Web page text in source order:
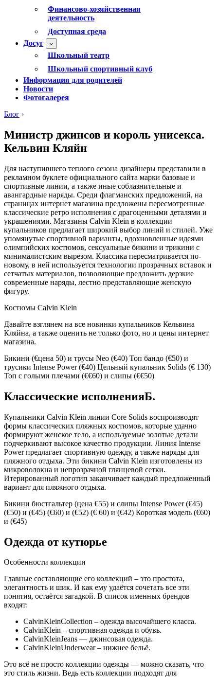
Финансово-хозяйственная
деятельность
Доступная среда
Досуг
Школьный театр
Школьный спортивный клуб
Информация для родителей
Новости
Фотогалерея
Блог ›
Министр джинсов и король унисекса.
Кельвин Кляйн
Для наступившего теплого сезона дизайнеры представили в
рекламном буклете официального сайта марки базовые и
спортивные линии, а также иные соблазнительные и
авангардные наряды. Среди флагманских предложений, на
страницах интернет магазина предложены пересмотренные
классические ретро исполнения с драгоценными деталями и
украшениями. Магазины Calvin Klein в коллекции
купальников предлагает широкий выбор линий и стилей. Уже
упомянутые спортивной варианты, вдохновленные идеями
олимпийских костюмов, сексуальные бикини и трикини с
минималистским вырезом. Классика пересматривается по-
новому, в ней используется технологии прозрачных вставок и
сетчатых материалов, позволяющие предложить дерзкие
современные наряды, лестно представляющие женскую
фигуру.
Костюмы Calvin Klein
Давайте взглянем на все новинки купальников Кельвина
Кляйна, а также оценить не только фото, но и цены интернет
магазина.
Бикини (€цена 50) и трусы Neo (€40) Топ бандо (€50) и
трусики Intense Power (€40) Цельный купальник Solids (€ 130)
Топ с голыми плечами (€€60) и слипы (€€50)
Классические исполненияБ.
Купальники Calvin Klein линии Core Solids воспроизводят
формы классических пляжных костюмов, которые удачно
формируют женское тело, а используемые золотые детали
подчеркивают высокое качество продукции. Линия Intense
Power предлагает спортивную одежду, а также наряды для
пляжного отдыха. Эти бикини Calvin Klein изготовлены из
микроволокна и непрозрачной глянцевой сетки.
Итерированный логотип заканчивает каждый предложенный
вариант для пляжного отдыха.
Бикини бюстгальтер (цена €55) и слипы Intense Power (€45)
(€50) и (€45) (€60) и (€52) (€ 60) и (€42) Короткая модель (€60)
и (€45)
Одежда от кутюрье
Особенности коллекции
Главные составляющие его коллекций – это простота,
элегантность и шик. И как ему удаётся сочетать все эти
понятия, остаётся загадкой. В список именных брендов
входят:
CalvinKleinCollection – одежда высочайшего класса.
CalvinKlein – спортивная одежда и обувь.
CalvinKleinJeans — джинсовая одежда.
CalvinKleinUnderwear – нижнее бельё.
Это всё не просто коллекции одежды — можно сказать, что
это стиль жизни. Ведь есть коллекции подходят для